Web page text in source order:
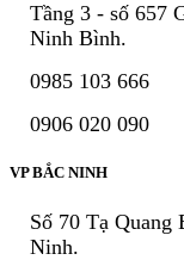
Tầng 3 - số 657
Ninh Bình.
0985 103 666
0906 020 090
VP BẮC NINH
Số 70 Tạ
Ninh.